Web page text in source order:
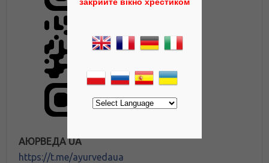
АЮРВЕДА UA
https://t.me/ayurvedaua
закрийте вікно хрестиком